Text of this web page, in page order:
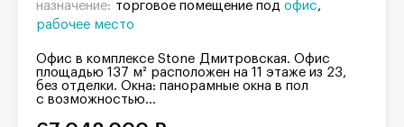
назначение: торговое помещение под офис
рабочее место
Офис в комплексе Stone Дмитровская. Офис
площадью 137 м² расположен на 11 этаже из 23,
без отделки. Окна: панорамные окна в пол
с возможностью...